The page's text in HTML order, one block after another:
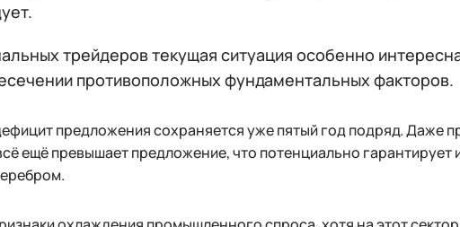
трейдеров текущая ситуация особенно
противоположных фундаментальных факторов.
предложения сохраняется уже пятый год подряд. Даже
ещё превышает предложение, что потенциально гарантирует